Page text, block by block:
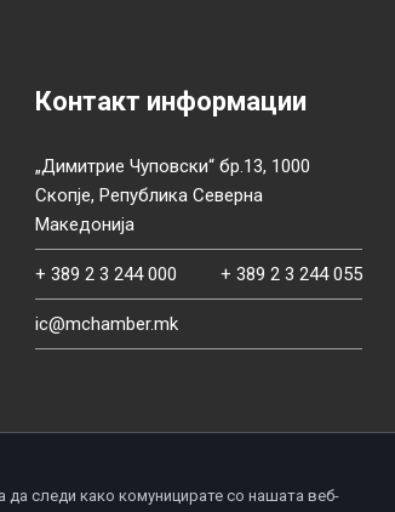
Контакт информации
„Димитрие Чуповски“ бр.13, 1000
Скопје, Република Северна
Македонија
+ 389 2 3 244 000 + 389 2 3 244 055
ic@mchamber.mk
да следи како комуницирате со нашата веб-